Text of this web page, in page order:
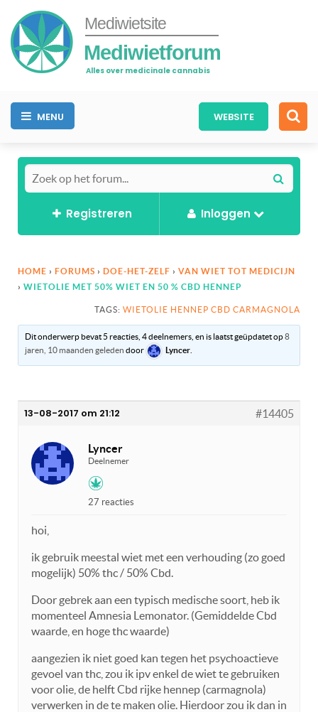
Mediwietsite
Mediwietforum
Alles over medicinale cannabis
MENU WEBSITE
Registreren Inloggen
HOME › FORUMS › DOE-HET-ZELF › VAN WIET TOT MEDICIJN
› WIETOLIE MET 50% WIET EN 50 % CBD HENNEP
TAGS: WIETOLIE HENNEP CBD CARMAGNOLA
Dit onderwerp bevat 5 reacties, 4 deelnemers, en is laatst geüpdatet op8
jaren, 10 maanden geleden door Lyncer
13-08-2017 om 21:12 #14405
Lyncer
Deelnemer
27 reacties
hoi,
ik gebruik meestal wiet met een verhouding (zo goed
mogelijk) 50% thc / 50% Cbd.
Door gebrek aan een typisch medische soort, heb ik
momenteel Amnesia Lemonator. (Gemiddelde Cbd
waarde, en hoge thc waarde)
aangezien ik niet goed kan tegen het psychoactieve
gevoel van thc, zou ik ipv enkel de wiet te gebruiken
voor olie, de helft Cbd rijke hennep (carmagnola)
verwerken in de te maken olie. Hierdoor zou ik dan in